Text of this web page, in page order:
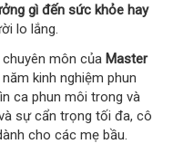
gì đến sức khỏe hay
lo lắng.
môn của Master
kinh nghiệm phun
ca phun môi trong và
sự cẩn trọng tối đa, cô
cho các mẹ bầu.